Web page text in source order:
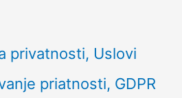
privatnosti, Uslovi
priatnosti, GDPR